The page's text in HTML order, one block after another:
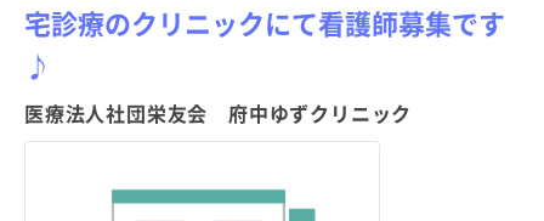
宅診療のクリニックにて看護師募集です
♪
医療法人社団栄友会 府中ゆずクリニック